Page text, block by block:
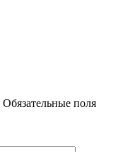
Обязательные поля